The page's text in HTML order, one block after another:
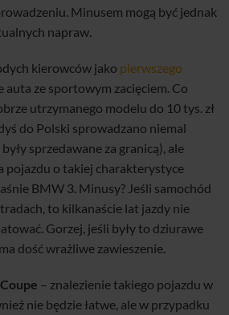
Minusem mogą być jednak
napraw.
kierowców jako pierwszego
auta ze sportowym zacięciem. Co
utrzymanego modelu do 10 tys. zł
do Polski sprowadzano niemal
sprzedawane za granicą), ale
pojazdu o takiej charakterystyce
BMW 3. Minusy? Jeśli samochód
to kilkanaście lat jazdy nie
Gorzej, jeśli były to dziurawe
dość wrażliwe zawieszenie.
– znalezienie takiego pojazdu w
nie będzie łatwe, ale w przypadku